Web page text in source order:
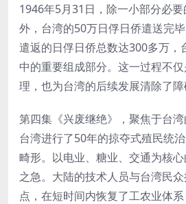
1946年5月31日，除一小部分必
外，台湾的50万日俘日侨遣送完
遣返的日俘日侨总数达300多万，
中的重要组成部分。这一过程不
理，也为台湾的后续发展清除了障
第四集《兴废继绝》，聚焦于台
台湾进行了50年的掠夺式殖民统
畸形。以电业、糖业、交通为核
之急。大陆的技术人员与台湾民
点，在短时间内恢复了工农业体